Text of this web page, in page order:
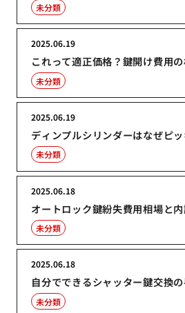
未分類
これって適正価格？鍵開け費用
2025.06.19
未分類
ディンプルシリンダーはなぜピ
2025.06.19
未分類
オートロック鍵紛失費用相場と
2025.06.18
未分類
自分でできるシャッター鍵交換
2025.06.18
未分類